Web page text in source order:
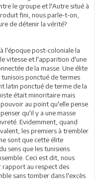
le groupe et l'Autre situé à
fini, nous parle-t-on,
de détenir la vérité?
l'époque post-coloniale la
vitesse et l'apparition d'une
de la masse. Une élite
ponctué de termes
latin ponctué de terme de la
était minoritaire mais
au point qu'elle pense
qu'il y a une masse
Evidemment, quand
les premiers à trembler
sont que cette élite
sens que les tunisiens
Ceci est dit, nous
rapport au respect des
sans tomber dans l'excès